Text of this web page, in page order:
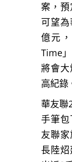
案，
可望
億元
Time
將會
高紀錄
華友聯
手筆
友聯
長陸